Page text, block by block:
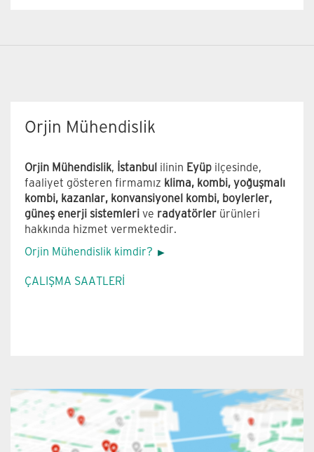
Minumum çalışma su debisi 2,7 lt/dk olup 60
turboMAG Şofben ürün özelliklerimiz
Orjin Mühendislik
Orjin Mühendislik, İstanbul ilinin Eyüp ilçesinde,
faaliyet gösteren firmamız klima, kombi, yoğuşmalı
kombi, kazanlar, konvansiyonel kombi, boylerler,
güneş enerji sistemleri ve radyatörler ürünleri
hakkında hizmet vermektedir.
Orjin Mühendislik kimdir?
ÇALIŞMA SAATLERİ